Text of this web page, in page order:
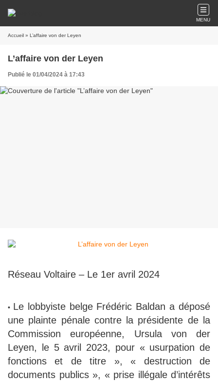
MENU
Accueil » L’affaire von der Leyen
L’affaire von der Leyen
Publié le 01/04/2024 à 17:43
Réseau Voltaire – Le 1er avril 2024
• Le lobbyiste belge Frédéric Baldan a déposé
une plainte pénale contre la présidente de la
Commission européenne, Ursula von der
Leyen, le 5 avril 2023, pour « usurpation de
fonctions et de titre », « destruction de
documents publics », « prise illégale d’intérêts